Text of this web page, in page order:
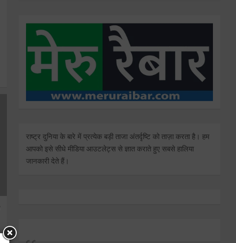
राष्ट्र दुनिया के बारे में प्रत्येक बड़ी ताजा अंतर्दृष्टि को ताज़ा करता है। हम
आपको इसे सीधे मीडिया आउटलेट्स से ज्ञात कराते हुए सबसे हालिया
जानकारी देते हैं।